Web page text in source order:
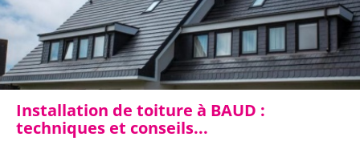
Installation de toiture à BAUD :
techniques et conseils...